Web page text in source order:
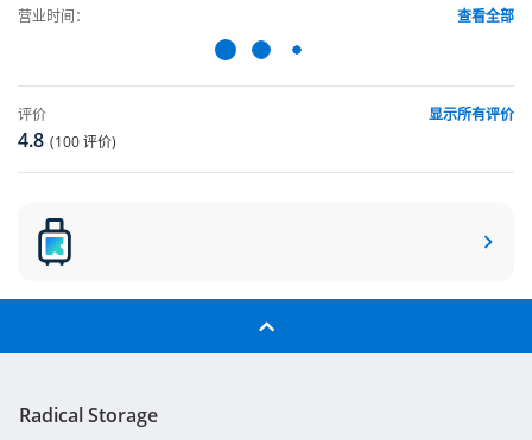
营业时间： 查看全部
评价 显示所有评价
4.8 (100 评价)
Radical Storage